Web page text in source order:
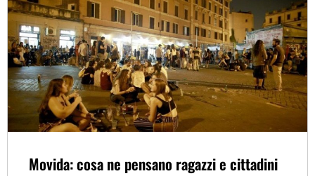
Movida: cosa ne pensano ragazzi e cittadini